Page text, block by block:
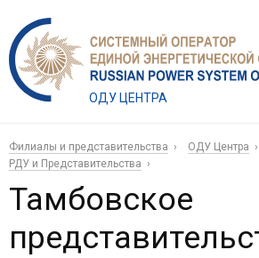
ОДУ ЦЕНТРА
Филиалы и представительства
ОДУ Центра
РДУ и Представительства
Тамбовское